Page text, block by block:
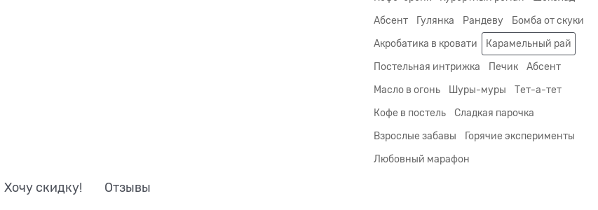
Абсент Гулянка Рандеву Бомба от скуки
Акробатика в кровати Карамельный рай
Постельная интрижка Печик Абсент
Масло в огонь Шуры-муры Тет-а-тет
Кофе в постель Сладкая парочка
Взрослые забавы Горячие эксперименты
Любовный марафон
Хочу скидку! Отзывы